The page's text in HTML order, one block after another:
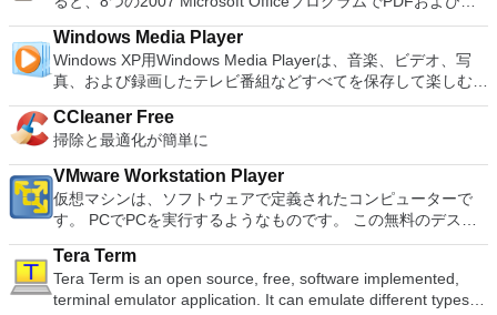
シンでVNC Viewerにサインインします。そこから、コンピュ
ーターを確認して接続できます。 VNC Connectを使用する
と、セッションはエンドツーエンドで暗号化されます。アプリ
はすぐに各コンピューターをパスワードで保護します。コンピ
ューターへのログインに使用するのと同じユーザー名とパスワ
ードを入力するだけです。 WIN 7,8,8.1,10をサポートしま
す。 VNC ViewerのMacバージョンをお探しですか？ここから
ア語、マレーシア語、セシュティナ、ダンスク、ドイツ語、英
語、スペイン語、フランス語、フルバツキー、イタリア語、ラ
トヴィエシュ、リエトゥビウ、マジャール、オランダ、ノルス
ク、ポルスキ、ポルトガル、ポルトガル、スロヴェンスキー、
スロベンツキー、スロヴェンスキーSrpski、Suomi、
Svenska、Türkçe。
限のメモリーカード：好きなだけメモリーカードを保存でき、
8MBから64MBまでの単一の物理カードに制限されなくなりま
した。 高解像度グラフィックス：PCSX2を使用すると、
1080pまたは4K HDでゲームをプレイできます。 全体とし
ゲームを高い精度でエミュレートでき、Windowsとエミュレ
ーターを切り替えることができます。欠点は、高速ゲームに苦
労し、時々フリーズまたはクラッシュすることです。* PCSX2
を使用するには、コンソールから抽出できるPlaystation 2
BIOSが必要です。
adjustment tool and multiple tabbed feature. It also has a PDF
converter, spell check and word count feature. WPS Office
2016 Personal Edition supports switching language UI,File
Roaming and Docer online templates. Key features include:
Writer Efficient word processor. Presentation Multimedia
presentations creator. Spreadsheets Powerful tool for data
processing and analysis. 100% compatible with MS Office
free document templates. Built-in PDF reader. Mobile device
support (iOS and Android). WPS Cloud Storage included.
Although it is a free suite, WPS Office 2016 Free comes with
many innovative features, including a useful a paragraph
adjustment tool int he Writer program. It has an Office to PDF
converter, automatic spell checking and word count features.
It also has some neat tools such as the Watermark in
の増え続けるコレクションへのアクセスで仮想世界に没頭する
か、PCまたはラップトップでの比類のない再生サポートと独
自の強化により、どこにいても簡単にリラックスできます。
新機能は次のとおりです。 4K DHR向けに最適化 Ultra HD
Blu-ray、4K、HEVC / H.265およびHDR10コンテンツをサポー
ト全画面モードで21：9モニターで2.35：1の映画を見る常時
オンのミニビューでYouTubeライブを見る YouTubeおよび
Vimeoで4K HDRおよび360ビデオを再生 VRエクスペリエンス
の向上：Microsoft Mixed Realityヘッドセット、HTC、VIVE、
およびOculus Riftをサポート Fire TVとキャストのサポート
注：これは商用トライアルです。
XPS形式にエクスポートして保存できます。このツールを使用
すると、これらのプログラムのサブセットでPDF形式および
XPS形式の電子メール添付ファイルとして送信することもでき
ます（特定の機能はプログラムによって異なります）。 この
ダウンロードは、次のOfficeプログラムで動作します。
Microsoft Office Access 2007。 Microsoft Office Excel 2007。
Microsoft Office InfoPath 2007。 Microsoft Office OneNote
2007。 Microsoft Office PowerPoint 2007。 Microsoft Office
Publisher 2007。 Microsoft Office Visio 2007。 Microsoft
Office Word 2007。 2007 Microsoft Officeプログラムのこの
Microsoft Save as PDFまたはXPSアドインは、2007 Microsoft
Office systemソフトウェアの補足条項であり、2007 Microsoft
Office systemソフトウェアのライセンス条項の対象となりま
す。 システム要件：サポートされているオペレーティングシ
Windows Media Player
Windows XP用Windows Media Playerは、音楽、ビデオ、写
真、および録画したテレビ番組などすべてを保存して楽しむ最
適な機能を搭載しています。 再生、表示、外出先で楽しむた
めのポータブル デバイスとの同期、さらには家中のデバイス
との共有も、すべて1か所で行えます。 シンプルなデザイン -
まったく新しい外観でデジタル エンターテイメントを楽しめ
ます。 大好きな音楽をより多く - デジタル音楽体験がさらに
楽しくなります。 エンターテイメントをすべて1つの場所に -
音楽、ビデオ、写真、録画したテレビ番組をすべて保存して楽
しめます。 どこでも楽しめる - どこにいても音楽、ビデオ、
写真にアクセスできます。
CCleaner Free
掃除と最適化が簡単に
VMware Workstation Player
仮想マシンは、ソフトウェアで定義されたコンピューターで
す。 PCでPCを実行するようなものです。 この無料のデスク
トップ仮想化ソフトウェアアプリケーションにより、VMware
Workstation、VMware Fusion、VMware Server、または
VMware ESXで作成された仮想マシンを簡単に操作できます。
主な機能は次のとおりです。 1台のPCで複数のオペレーティ
Tera Term
Tera Term is an open source, free, software implemented,
terminal emulator application. It can emulate different types of